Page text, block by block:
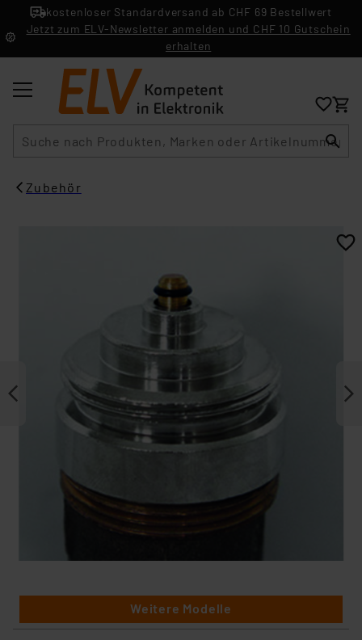
kostenloser Standardversand ab CHF 69 Bestellwert
Jetzt zum ELV-Newsletter anmelden und CHF 10 Gutschein
erhalten
Zubehör
Weitere Modelle